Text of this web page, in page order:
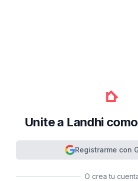
Unite a Landhi
Registrarme con
O crea tu